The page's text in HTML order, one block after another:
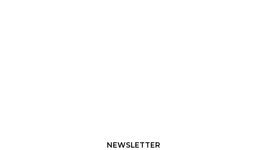
NEWSLETTER